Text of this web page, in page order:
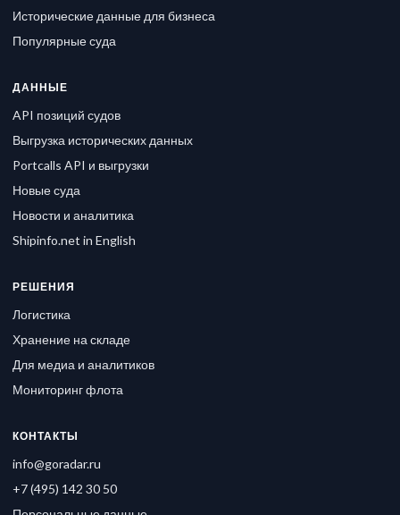
Исторические данные для бизнеса
Популярные суда
ДАННЫЕ
API позиций судов
Выгрузка исторических данных
Portcalls API и выгрузки
Новые суда
Новости и аналитика
Shipinfo.net in English
РЕШЕНИЯ
Логистика
Хранение на складе
Для медиа и аналитиков
Мониторинг флота
КОНТАКТЫ
info@goradar.ru
+7 (495) 142 30 50